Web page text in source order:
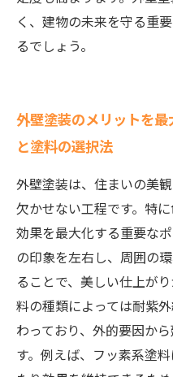
く、建物の未来を守る重
るでしょう。
外壁塗装のメリットを
と塗料の選択法
外壁塗装は、住まいの美
欠かせない工程です。特
効果を最大化する重要な
の印象を左右し、周囲の
ることで、美しい仕上が
料の種類によっては耐紫
わっており、外的要因か
す。例えば、フッ素系塗